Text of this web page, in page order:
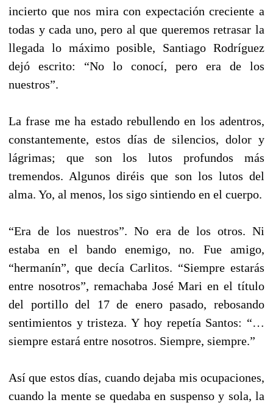
incierto que nos mira con expectación creciente a
todas y cada uno, pero al que queremos retrasar la
llegada lo máximo posible, Santiago Rodríguez
dejó escrito: “No lo conocí, pero era de los
nuestros”.
La frase me ha estado rebullendo en los adentros,
constantemente, estos días de silencios, dolor y
lágrimas; que son los lutos profundos más
tremendos. Algunos diréis que son los lutos del
alma. Yo, al menos, los sigo sintiendo en el cuerpo.
“Era de los nuestros”. No era de los otros. Ni
estaba en el bando enemigo, no. Fue amigo,
“hermanín”, que decía Carlitos. “Siempre estarás
entre nosotros”, remachaba José Mari en el título
del portillo del 17 de enero pasado, rebosando
sentimientos y tristeza. Y hoy repetía Santos: “…
siempre estará entre nosotros. Siempre, siempre.”
Así que estos días, cuando dejaba mis ocupaciones,
cuando la mente se quedaba en suspenso y sola, la